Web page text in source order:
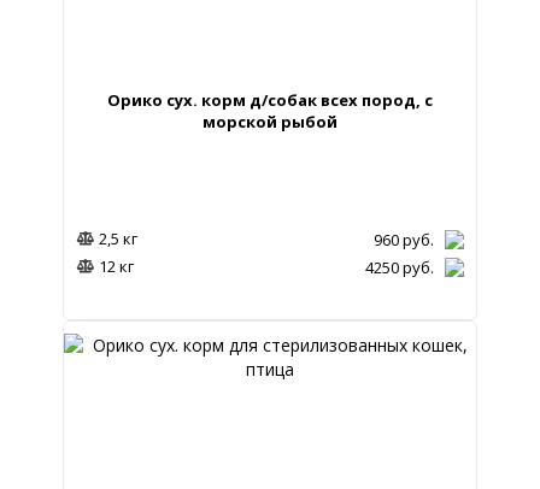
Орико сух. корм д/собак всех пород, с
морской рыбой
2,5 кг 960руб.
12 кг
4250руб.